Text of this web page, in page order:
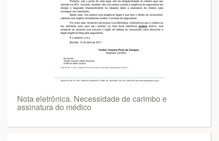
Nota eletrônica. Necessidade de carimbo e
assinatura do médico